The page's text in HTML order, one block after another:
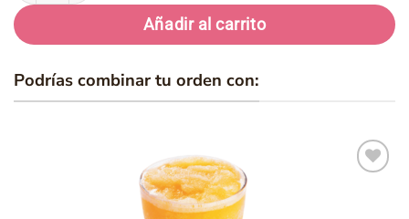
Añadir al carrito
Podrías combinar tu orden con: